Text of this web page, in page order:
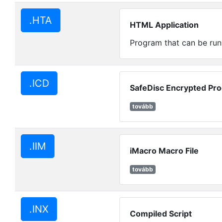
.HTA
HTML Application
Program that can be
.ICD SafeDisc Encrypted
tovább
.IIM iMacro Macro File
tovább
.INX Compiled Script